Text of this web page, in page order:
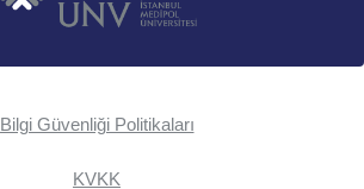
Bilgi Güvenliği Politikaları
KVKK